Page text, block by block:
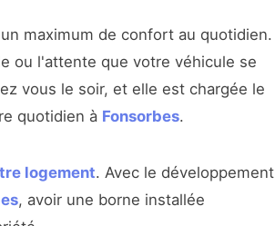
maximum de confort au quotidien.
ou l'attente que votre véhicule se
vous le soir, et elle est chargée le
quotidien à Fonsorbes.
logement. Avec le développement
, avoir une borne installée